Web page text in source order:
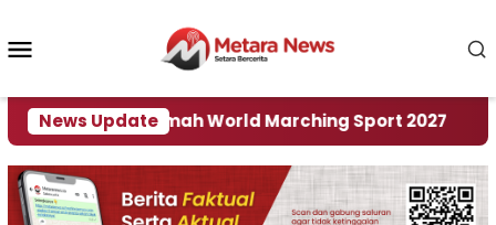
konten
News Update
Tuan Rumah World Marching Sport 2027